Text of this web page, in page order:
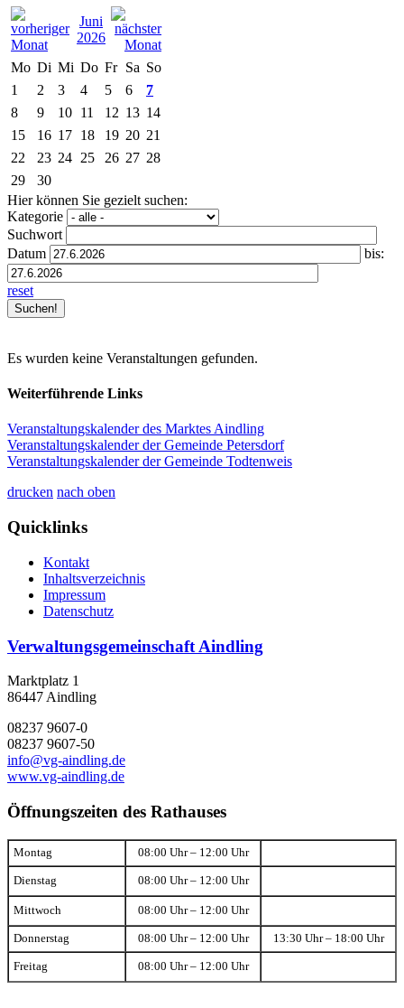
Juni
2026
Mo Di Mi Do Fr Sa So
1
2 3 4 5 6
7
8
9 10 11 12 13 14
15
16 17 18 19 20 21
22
23 24 25 26 27 28
29
30
Hier können Sie gezielt suchen:
Kategorie
Suchwort
Datum
bis:
reset
Es wurden keine Veranstaltungen gefunden.
Weiterführende Links
Veranstaltungskalender des Marktes Aindling
Veranstaltungskalender der Gemeinde Petersdorf
Veranstaltungskalender der Gemeinde Todtenweis
drucken nach oben
Quicklinks
Kontakt
Inhaltsverzeichnis
Impressum
Datenschutz
Verwaltungsgemeinschaft Aindling
Marktplatz 1
86447 Aindling
08237 9607-0
08237 9607-50
info@vg-aindling.de
www.vg-aindling.de
Öffnungszeiten des Rathauses
Montag 08:00 Uhr – 12:00 Uhr
Dienstag 08:00 Uhr – 12:00 Uhr
Mittwoch 08:00 Uhr – 12:00 Uhr
Donnerstag 08:00 Uhr – 12:00 Uhr 13:30 Uhr – 18:00 Uhr
Freitag 08:00 Uhr – 12:00 Uhr